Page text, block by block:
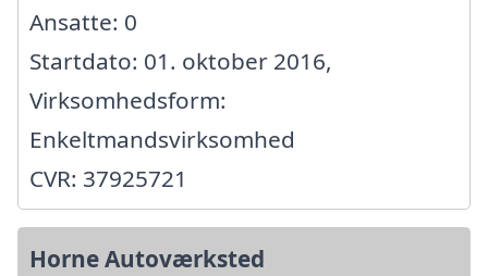
Ansatte: 0
Startdato: 01. oktober 2016,
Virksomhedsform:
Enkeltmandsvirksomhed
CVR: 37925721
Horne Autoværksted